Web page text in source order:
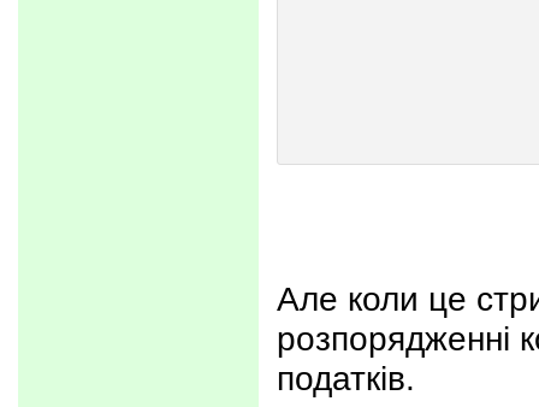
Але коли це
розпорядженні
податків.